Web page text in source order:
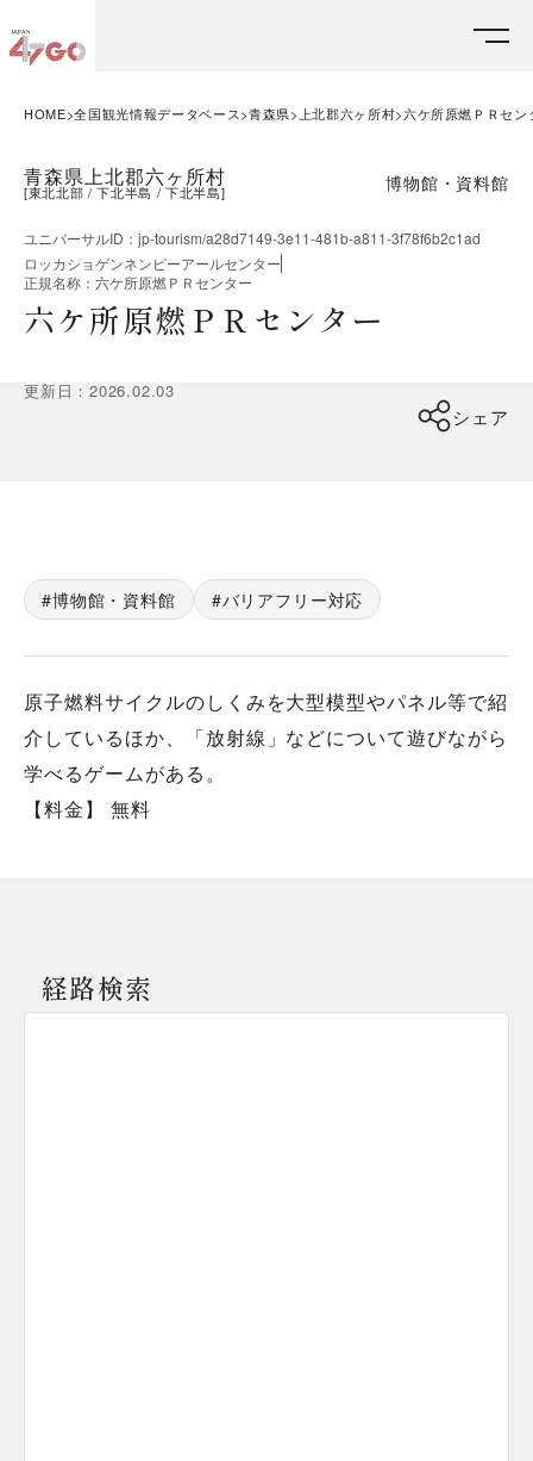
HOME 全国観光情報データベース 青森県 上北郡六ヶ所村 六ケ所原燃ＰＲセン
青森県上北郡六ヶ所村
[東北北部 下北半島 下北半島] 博物館・資料館
ユニバーサルID ： jp-tourism/a28d7149-3e11-481b-a811-3f78f6b2c1ad
ロッカショゲンネンピーアールセンター
正規名称 ： 六ケ所原燃ＰＲセンター
六ケ所原燃ＰＲセンター
更新日 ：2026.02.03
シェア
博物館・資料館 バリアフリー対応
原子燃料サイクルのしくみを大型模型やパネル等で紹
介しているほか、「放射線」などについて遊びながら
学べるゲームがある。
【料金】 無料
経路検索